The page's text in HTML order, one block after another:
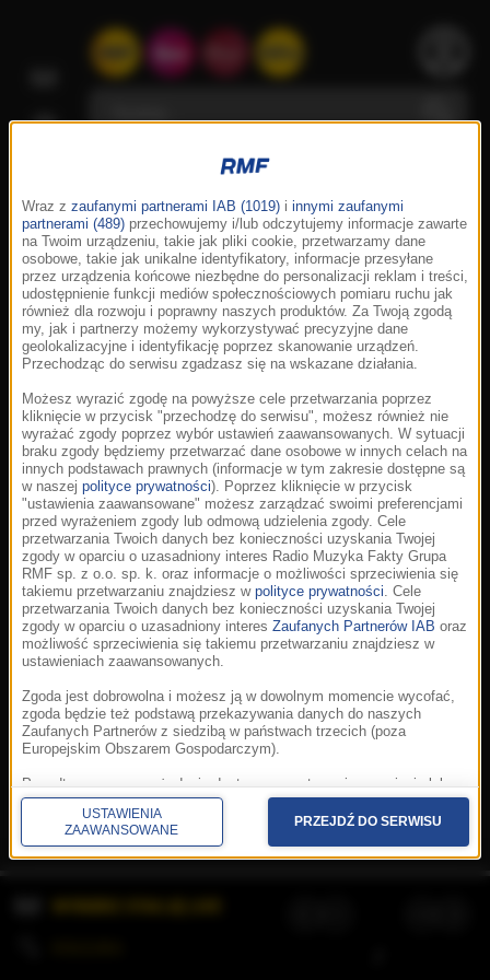
Korzystanie z portalu oznacza akceptację
Prywatność.Aplikacje.© 2026 Radio Muzyka
Fakty Grupa RMF sp. z o.o. sp. k.
Wraz z zaufanymi partnerami IAB (1019) i innymi zaufanymi
partnerami (489) przechowujemy i/lub odczytujemy informacje zawarte
na Twoim urządzeniu, takie jak pliki cookie, przetwarzamy dane
osobowe, takie jak unikalne identyfikatory, informacje przesyłane
przez urządzenia końcowe niezbędne do personalizacji reklam i treści,
udostępnienie funkcji mediów społecznościowych pomiaru ruchu jak
również dla rozwoju i poprawny naszych produktów. Za Twoją zgodą
my, jak i partnerzy możemy wykorzystywać precyzyjne dane
geolokalizacyjne i identyfikację poprzez skanowanie urządzeń.
Przechodząc do serwisu zgadzasz się na wskazane działania.
Możesz wyrazić zgodę na powyższe cele przetwarzania poprzez
kliknięcie w przycisk "przechodzę do serwisu", możesz również nie
wyrażać zgody poprzez wybór ustawień zaawansowanych. W sytuacji
braku zgody będziemy przetwarzać dane osobowe w innych celach na
innych podstawach prawnych (informacje w tym zakresie dostępne są
w naszej polityce prywatności). Poprzez kliknięcie w przycisk
"ustawienia zaawansowane" możesz zarządzać swoimi preferencjami
przed wyrażeniem zgody lub odmową udzielenia zgody. Cele
przetwarzania Twoich danych bez konieczności uzyskania Twojej
zgody w oparciu o uzasadniony interes Radio Muzyka Fakty Grupa
RMF sp. z o.o. sp. k. oraz informacje o możliwości sprzeciwienia się
takiemu przetwarzaniu znajdziesz w polityce prywatności. Cele
przetwarzania Twoich danych bez konieczności uzyskania Twojej
zgody w oparciu o uzasadniony interes Zaufanych Partnerów IAB oraz
możliwość sprzeciwienia się takiemu przetwarzaniu znajdziesz w
ustawieniach zaawansowanych.
Zgoda jest dobrowolna i możesz ją w dowolnym momencie wycofać,
zgoda będzie też podstawą przekazywania danych do naszych
Zaufanych Partnerów z siedzibą w państwach trzecich (poza
Europejskim Obszarem Gospodarczym).
Ponadto masz prawo żądania dostępu, sprostowania, usunięcia lub
ograniczenia przetwarzania danych, a także złożenia skargi do
Prezesa Urzędu Ochrony Danych Osobowych. W polityce prywatności
znajdziesz informacje jak wykonać swoje prawa. Szczegółowe
informacje na temat przetwarzania Twoich danych znajdują się w
USTAWIENIA
ZAAWANSOWANE
PRZEJDŹ DO SERWISU